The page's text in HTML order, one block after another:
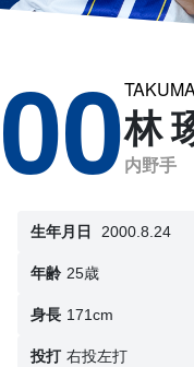
00林
内野手
生年月日 2000.8.24
年齢 25歳
身長 171cm
投打 右投左打